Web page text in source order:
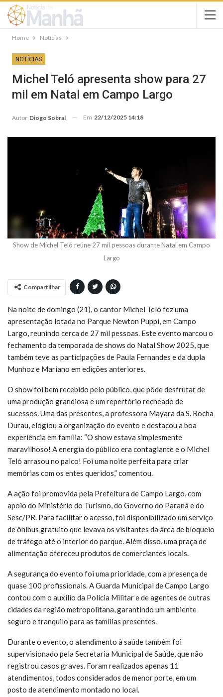
Home Notícias
NOTÍCIAS
Michel Teló apresenta show para 27
mil em Natal em Campo Largo
Autor Diogo Sobral Em 22/12/2025 14:18
Show de Michel Teló reúne 27 mil pessoas durante Natal em Campo
Largo
Compartilhar
Na noite de domingo (21), o cantor Michel Teló fez uma
apresentação lotada no Parque Newton Puppi, em Campo
Largo, reunindo cerca de 27 mil pessoas. Este evento marcou o
fechamento da temporada de shows do Natal Show 2025, que
também teve as participações de Paula Fernandes e da dupla
Munhoz e Mariano em edições anteriores.
O show foi bem recebido pelo público, que pôde desfrutar de
uma produção grandiosa e um repertório recheado de
sucessos. Uma das presentes, a professora Mayara da S. Rocha
Durau, elogiou a organização do evento e destacou a boa
experiência em família: “O show estava simplesmente
maravilhoso! A energia do público era contagiante e o Michel
Teló arrasou no palco! Foi uma noite perfeita para criar
memórias com os entes queridos,” comentou.
A ação foi promovida pela Prefeitura de Campo Largo, com
apoio do Ministério do Turismo, do Governo do Paraná e do
Sesc/PR. Para facilitar o acesso, foi disponibilizado um serviço
de ônibus gratuito que levava os visitantes da área de bloqueio
de tráfego até o interior do parque. Além disso, uma praça de
alimentação ofereceu produtos de comerciantes locais.
A segurança do evento foi uma prioridade, com a presença de
quase 100 profissionais. A Guarda Municipal de Campo Largo
contou com o auxílio da Polícia Militar e de agentes de outras
cidades da região metropolitana, garantindo um ambiente
seguro e tranquilo para as famílias presentes.
Durante o evento, o atendimento à saúde também foi
supervisionado pela Secretaria Municipal de Saúde, que não
registrou casos graves. Foram realizados apenas 11
atendimentos, todos considerados de menor porte, em um
posto de atendimento montado no local.